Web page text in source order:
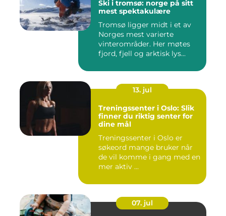
Ski i tromsø: norge på sitt
mest spektakulære
Tromsø ligger midt i et av
Norges mest varierte
vinterområder. Her møtes
fjord, fjell og arktisk lys...
13. jul
Treningssenter i Oslo: Slik
finner du riktig senter for
dine mål
Treningssenter i Oslo er
søkeord mange bruker når
de vil komme i gang med en
mer aktiv ...
07. jul